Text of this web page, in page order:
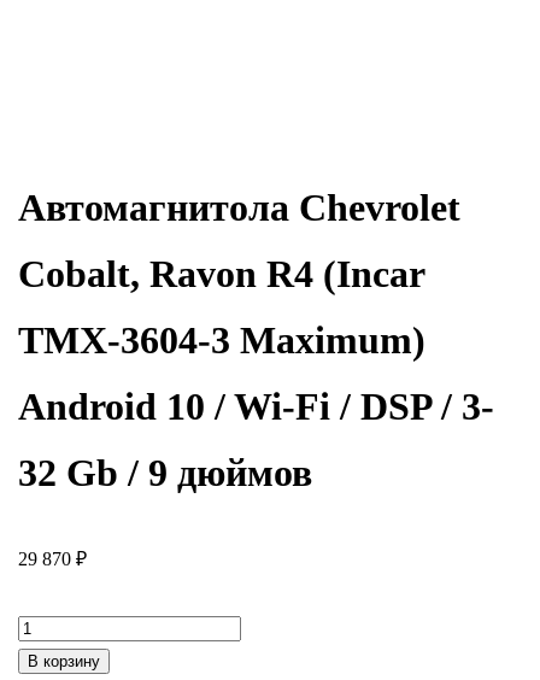
Автомагнитола Chevrolet
Cobalt, Ravon R4 (Incar
TMX-3604-3 Maximum)
Android 10 / Wi-Fi / DSP / 3-
32 Gb / 9 дюймов
29 870 ₽
Количество
товара
В корзину